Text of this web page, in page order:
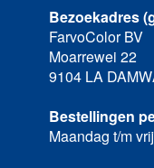
Bezoekadres
FarvoColor BV
Moarrewei 22
9104 LA
Bestellingen
Maandag t/m